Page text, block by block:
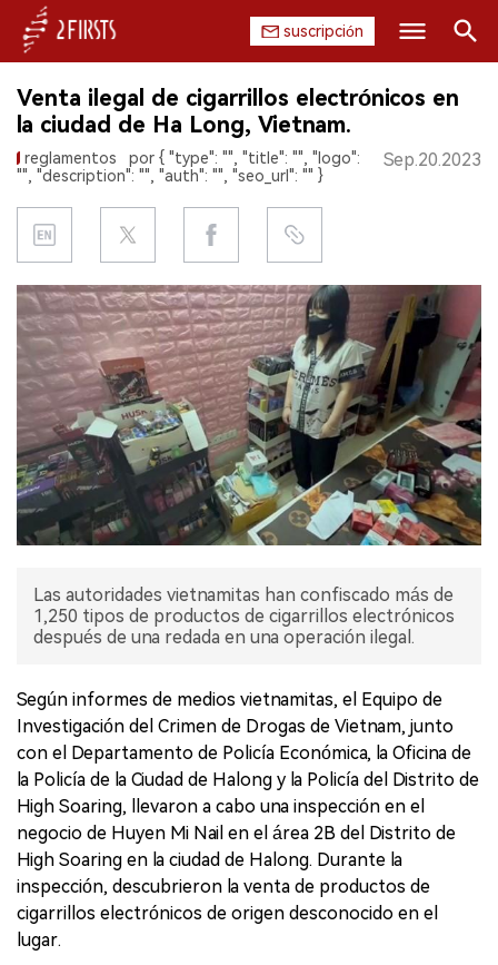
suscripción
INICIO
EMPRESA
PRODUCTO
CHINA
DATOS
EXPOSICIÓN
ENTREVISTA
Buscar
Venta ilegal de cigarrillos electrónicos en
la ciudad de Ha Long, Vietnam.
reglamentos
por { "type": "", "title": "", "logo":
"", "description": "", "auth": "", "seo_url": "" }
Sep.20.2023
Las autoridades vietnamitas han confiscado más de
1,250 tipos de productos de cigarrillos electrónicos
después de una redada en una operación ilegal.
Según informes de medios vietnamitas, el Equipo de
Investigación del Crimen de Drogas de Vietnam, junto
con el Departamento de Policía Económica, la Oficina de
la Policía de la Ciudad de Halong y la Policía del Distrito de
High Soaring, llevaron a cabo una inspección en el
negocio de Huyen Mi Nail en el área 2B del Distrito de
High Soaring en la ciudad de Halong. Durante la
inspección, descubrieron la venta de productos de
cigarrillos electrónicos de origen desconocido en el
lugar.